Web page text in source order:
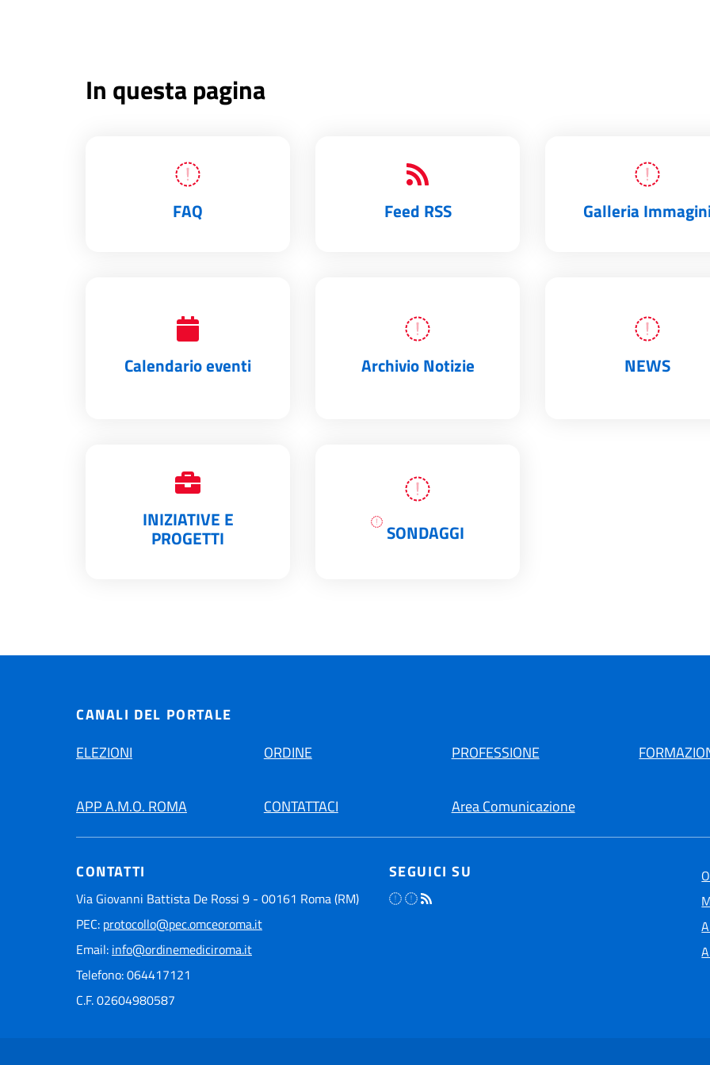
In questa pagina
FAQ Feed RSS Galleria
Calendario eventi Archivio Notizie NEWS
INIZIATIVE E
PROGETTI SONDAGGI
CANALI DEL PORTALE
ELEZIONI
ORDINE PROFESSIONE
APP A.M.O. ROMA CONTATTACI Area Comunicazione
CONTATTI
Via Giovanni Battista De Rossi 9 - 00161 Roma (RM)
PEC: protocollo@pec.omceoroma.it
Email: info@ordinemediciroma.it
Telefono: 064417121
C.F. 02604980587
SEGUICI SU